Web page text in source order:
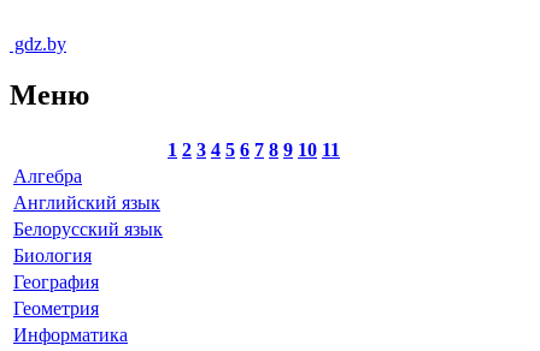
gdz.by
Меню
1 2 3 4 5 6 7 8 9 10 11
Алгебра
Английский язык
Белорусский язык
Биология
География
Геометрия
Информатика